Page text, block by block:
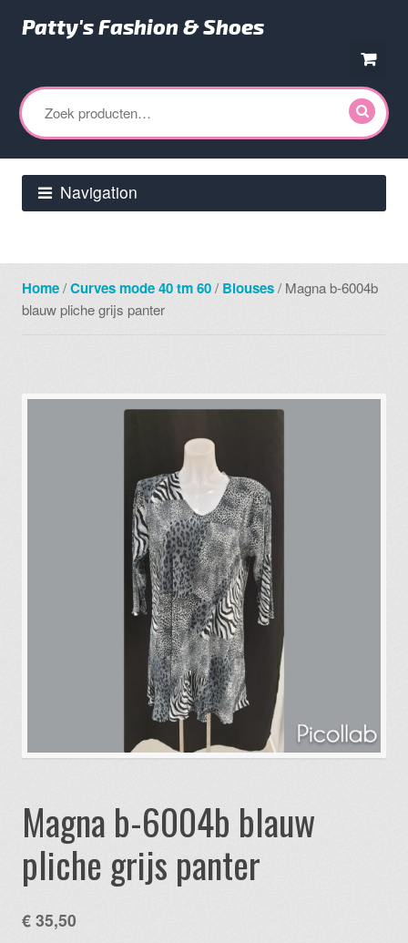
naar
navigatie
naar
de
inhoud
Patty's Fashion & Shoes
Zoeken
naar:
Navigation
Home/Curves mode 40 tm 60/ Blouses/ Magna b-6004b
blauw pliche grijs panter
Magna b-6004b blauw
pliche grijs panter
€ 35,50